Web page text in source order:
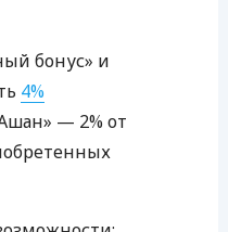
бонус» и
4%
— 2% от